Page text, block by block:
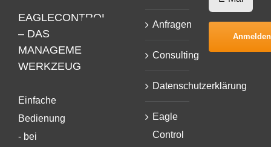
EAGLECONTROL
– DAS
MANAGEMENT
WERKZEUG
Einfache
Bedienung
- bei
Anfragen
Consulting
Datenschutzerklärung
Eagle
Control